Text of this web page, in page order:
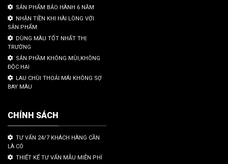
SẢN PHẨM BẢO HÀNH 6 NĂM
NHẬN TIỀN KHI HÀI LÒNG VỚI
SẢN PHẨM
DÙNG MÀU TỐT NHẤT THỊ
TRƯỜNG
SẢN PHẦM KHÔNG MÙI,KHÔNG
ĐỘC HẠI
LAU CHÙI THOẢI MÁI KHÔNG SỢ
BAY MÀU
CHÍNH SÁCH
TƯ VẤN 24/7 KHÁCH HÀNG CẦN
LÀ CÓ
THIẾT KẾ TƯ VẤN MẪU MIỄN PHÍ